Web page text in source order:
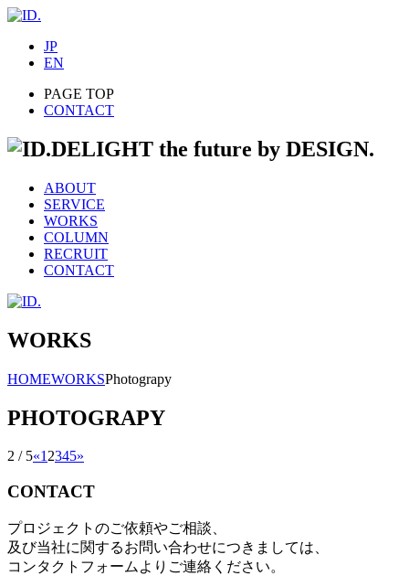
JP
EN
PAGE TOP
CONTACT
DELIGHT the future by DESIGN.
ABOUT
SERVICE
WORKS
COLUMN
RECRUIT
CONTACT
WORKS
HOMEWORKSPhotograpy
PHOTOGRAPY
2 / 5«12345»
CONTACT
プロジェクトのご依頼やご相談、
及び当社に関するお問い合わせにつきましては、
コンタクトフォームよりご連絡ください。